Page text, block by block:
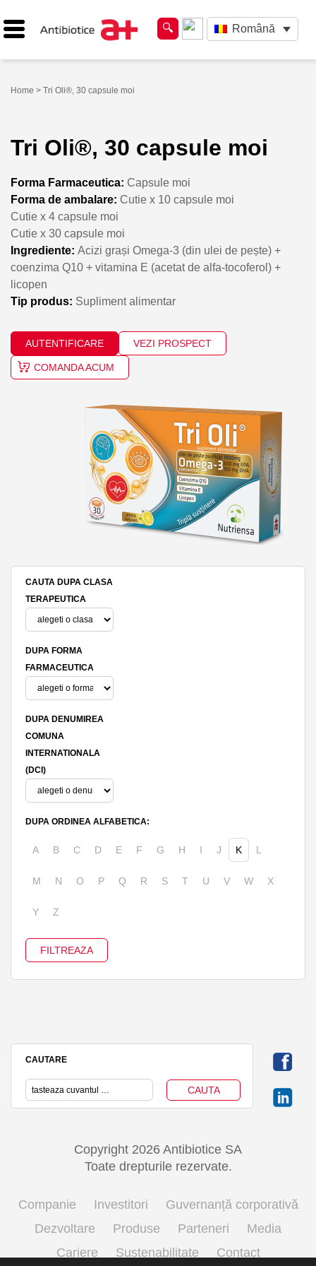
Română
Home > Tri Oli®, 30 capsule moi
Tri Oli®, 30 capsule moi
Forma Farmaceutica: Capsule moi
Forma de ambalare: Cutie x 10 capsule moi
Cutie x 4 capsule moi
Cutie x 30 capsule moi
Ingrediente: Acizi grași Omega-3 (din ulei de pește) +
coenzima Q10 + vitamina E (acetat de alfa-tocoferol) +
licopen
Tip produs: Supliment alimentar
AUTENTIFICARE VEZI PROSPECT
COMANDA ACUM
CAUTA DUPA CLASA
TERAPEUTICA
DUPA FORMA
FARMACEUTICA
DUPA DENUMIREA
COMUNA
INTERNATIONALA
(DCI)
DUPA ORDINEA ALFABETICA:
A B C D E F G H I J K L
M N O P Q R S T U V W X
Y Z
CAUTARE
Copyright 2026 Antibiotice SA
Toate drepturile rezervate.
Companie Investitori
Guvernanță corporativă
Dezvoltare
Produse Parteneri
Media
Cariere
Sustenabilitate Contact